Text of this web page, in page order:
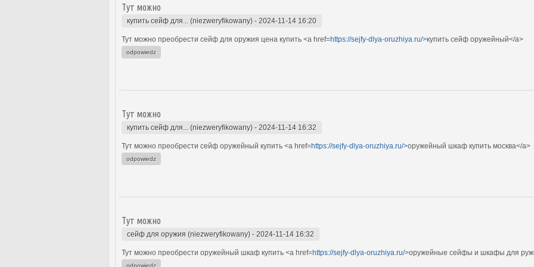
Тут можно
купить сейф для... (niezweryfikowany) - 2024-11-14 16:20
Тут можно преобрести сейф для оружия цена купить <a href=https://sejfy-dlya-oruzhiya.ru/>купить сейф оружейный</a>
odpowiedz
Тут можно
купить сейф для... (niezweryfikowany) - 2024-11-14 16:32
Тут можно преобрести сейф оружейный купить <a href=https://sejfy-dlya-oruzhiya.ru/>оружейный шкаф купить москва</a>
odpowiedz
Тут можно
сейф для оружия (niezweryfikowany) - 2024-11-14 16:32
Тут можно преобрести оружейный шкаф купить <a href=https://sejfy-dlya-oruzhiya.ru/>оружейные сейфы и шкафы для
odpowiedz